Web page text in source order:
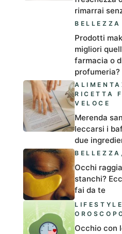
rimarrai
BELLEZZA
Prodotti
migliori
farmacia o
profumeria?
RICETTA
VELOCE
Merenda
leccarsi i
due
BELLEZZA
Occhi
stanchi?
fai da te
LIFESTYLE
Occhio con